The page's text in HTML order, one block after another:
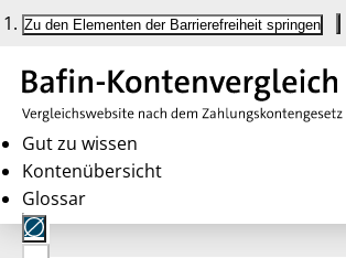
Zu den Elementen der Barrierefreiheit springen
Gut zu wissen
Kontenübersicht
Glossar